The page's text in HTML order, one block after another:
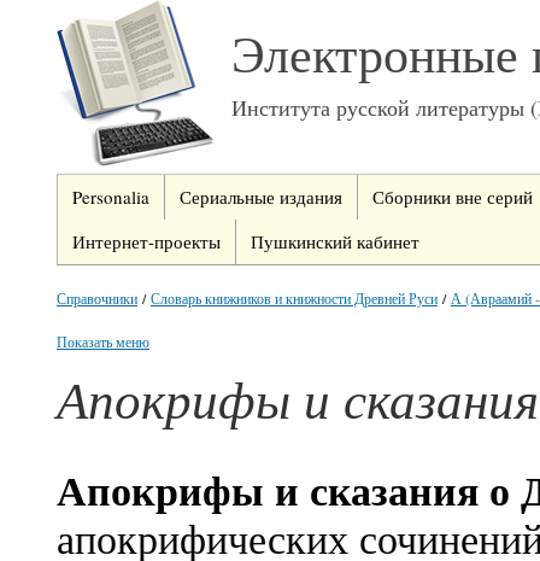
Электронные
Института русской
Personalia Сериальные издания
Сборники вне серий
Интернет-проекты
Пушкинский кабинет
Справочники /Словарь книжников и книжности Древней Руси / А (Авраамий
Показать меню
Апокрифы и
Апокрифы и сказания о
апокрифических